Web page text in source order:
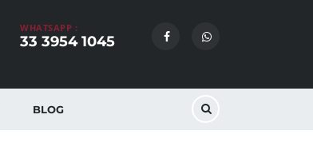
WHATSAPP :
33 3954 1045
BLOG